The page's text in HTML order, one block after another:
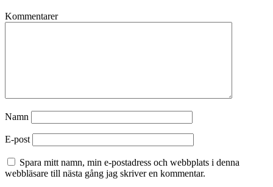
Kommentarer
Namn
E-post
Spara mitt namn, min e-postadress och webbplats i denna
webbläsare till nästa gång jag skriver en kommentar.